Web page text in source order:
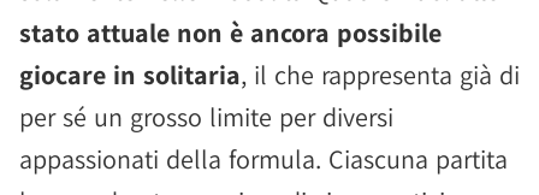
stato attuale non è ancora possibile
giocare in solitaria, il che rappresenta già di
per sé un grosso limite per diversi
appassionati della formula. Ciascuna partita